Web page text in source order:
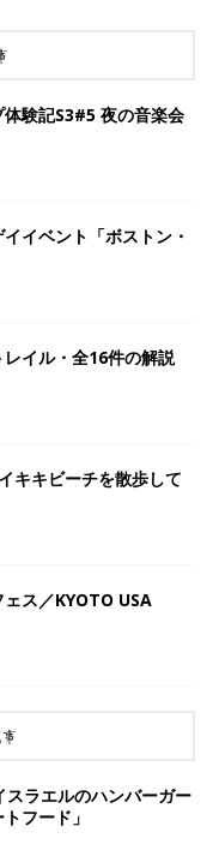
験記S3#5 夜の音楽会
イベント「ボストン・
イル・全16件の解説
キキビーチを散歩して
ス／KYOTO USA
ラエルのハンバーガー
フード」